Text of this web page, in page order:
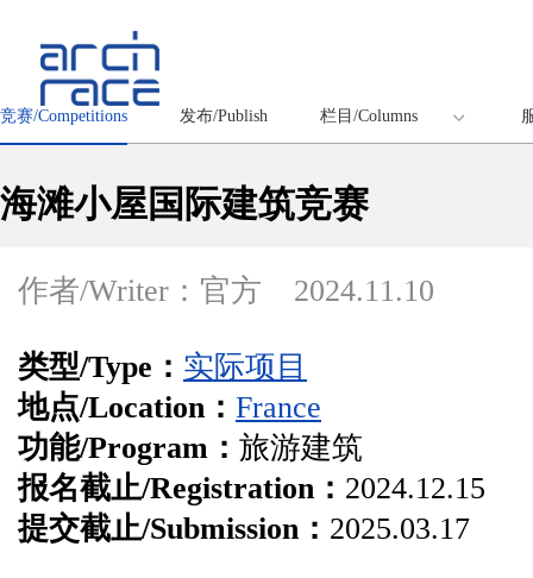
竞赛/Competitions 发布/Publish 栏目/Columns
海滩小屋国际建筑竞赛
作者/Writer：官方 2024.11.10
类型/Type： 实际项目
地点/Location： France
功能/Program： 旅游建筑
报名截止/Registration： 2024.12.15
提交截止/Submission： 2025.03.17